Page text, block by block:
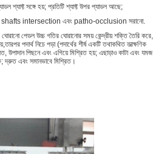
শ্যাফ্ট সঙ্গে হয়; প্রতিটি শ্যাফ্ট উপর প্যাডল আছে;
shafts intersection এবং patho-occlusion সরানো.
পেডল উচ্চ গতির ঘোরানোর সময় কেন্দ্রীয় শক্তি তৈরি করে,
পদার্থ নিচে পড়া (পদার্থের শীর্ষ একটি তথাকথিত তাত্ক্ষণিক
উপাদান পিছনে এবং এগিয়ে মিশ্রিত হয়; এছাড়াও কাটা এবং যমজ
দ্রুত এবং সমানভাবে মিশ্রিত।